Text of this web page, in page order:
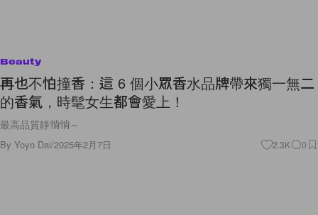
Beauty
再也不怕撞香：這 6 個小眾香水品牌帶來獨一無二
的香氣，時髦女生都會愛上！
最高品質靜悄悄～
By Yoyo Dai/2025年2月7日 2.3K 0